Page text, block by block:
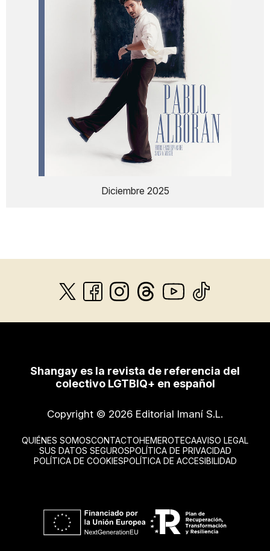
Diciembre 2025
Shangay es la revista de referencia del
colectivo LGTBIQ+ en español
Copyright © 2026 Editorial Imaní S.L.
QUIÉNES SOMOSCONTACTOHEMEROTECAAVISO LEGAL
SUS DATOS SEGUROSPOLÍTICA DE PRIVACIDAD
POLÍTICA DE COOKIESPOLÍTICA DE ACCESIBILIDAD